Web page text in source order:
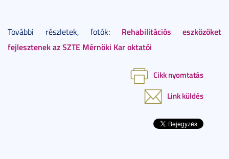
További részletek, fotók: Rehabilitációs eszközöket
fejlesztenek az SZTE Mérnöki Kar oktatói
Cikk nyomtatás
Link küldés